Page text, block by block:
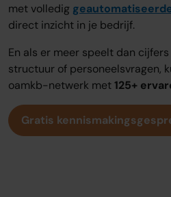
met volledig
direct inzicht in je bedrijf.
En als er meer speelt dan
structuur of personeelsvragen,
oamkb-netwerk met125+
Gratis